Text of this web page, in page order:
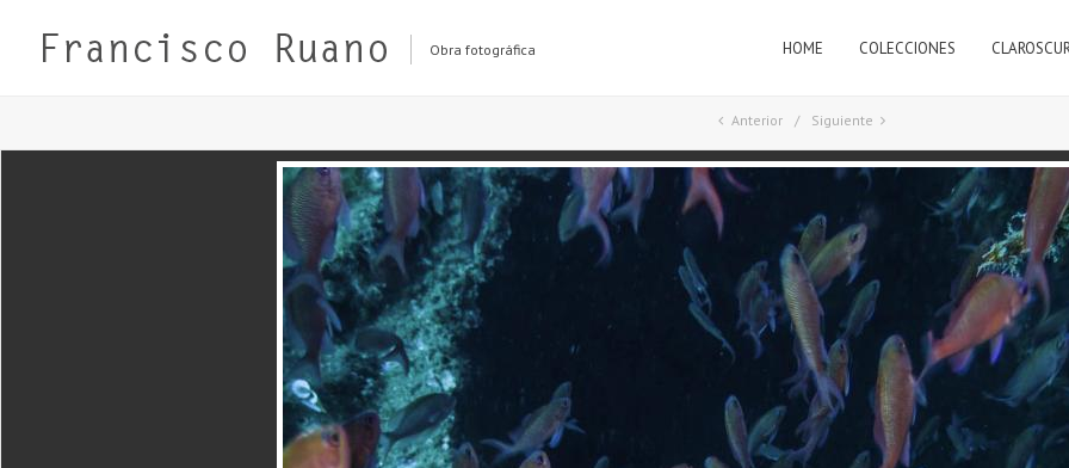
Obra fotográfica HOME COLECCIONES
Anterior Siguiente